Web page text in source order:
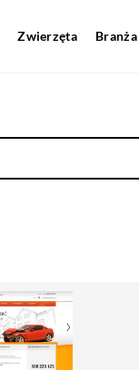
Zwierzęta